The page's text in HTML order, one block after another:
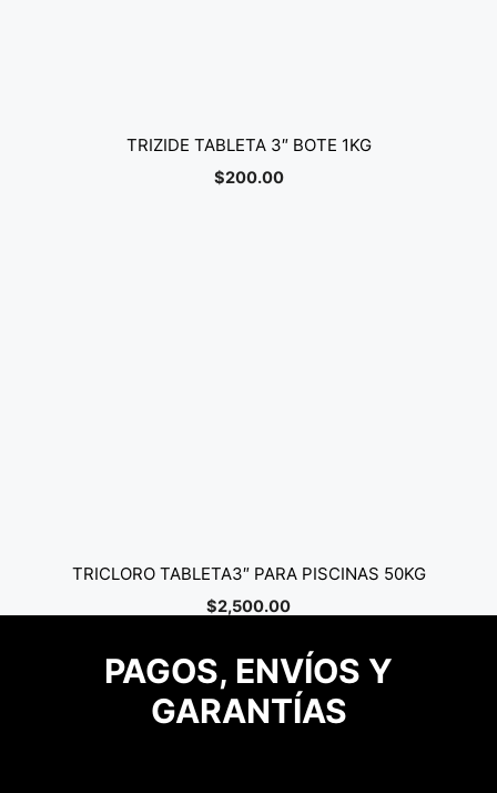
TRIZIDE TABLETA 3″ BOTE 1KG
$200.00
TRICLORO TABLETA3″ PARA PISCINAS 50KG
$2,500.00
PAGOS, ENVÍOS Y
GARANTÍAS